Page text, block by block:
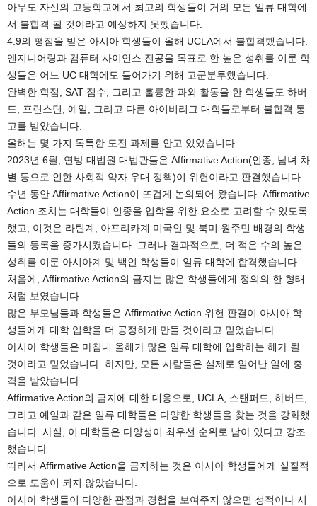
아무도 자신의 고등학교에서 최고의 학생들이 거의 모든 일류 대학에
서 불합격 될 것이라고 예상하지 못했습니다.
4.9의 평점을 받은 아시아 학생들이 올해 UCLA에서 불합격했습니다.
엔지니어링과 컴퓨터 사이언스 전공을 목표로 한 높은 성취를 이룬 학
생들은 어느 UC 대학에도 들어가기 위해 고군분투했습니다.
완벽한 학점, SAT 점수, 그리고 훌륭한 과외 활동을 한 학생들도 하버
드, 프린스턴, 예일, 그리고 다른 아이비리그 대학들로부터 불합격 통
고를 받았습니다.
올해는 몇 가지 독특한 도전 과제를 안고 있었습니다.
2023년 6월, 연방 대법원 대법관들은 Affirmative Action(인종, 남녀 차
별 등으로 인한 사회적 약자 우대 정책)이 위헌이라고 판결했습니다.
수년 동안 Affirmative Action이 뜨겁게 논의되어 왔습니다. Affirmative
Action 조치는 대학들이 인종을 입학을 위한 요소로 고려할 수 있도록
했고, 이것은 라틴계, 아프리카계 미국인 및 북미 원주민 배경의 학생
들의 등록을 증가시켰습니다. 그러나 결과적으로, 더 적은 수의 높은
성취를 이룬 아시아계 및 백인 학생들이 일류 대학에 합격했습니다.
처음에, Affirmative Action의 금지는 많은 학생들에게 정의의 한 형태
처럼 보였습니다.
많은 부모님들과 학생들은 Affirmative Action 위헌 판결이 아시아 학
생들에게 대학 입학을 더 공정하게 만들 것이라고 믿었습니다.
아시아 학생들은 마침내 올해가 많은 일류 대학에 입학하는 해가 될
것이라고 믿었습니다. 하지만, 모든 사람들은 실제로 일어난 일에 충
격을 받았습니다.
Affirmative Action의 금지에 대한 대응으로, UCLA, 스탠퍼드, 하버드,
그리고 예일과 같은 일류 대학들은 다양한 학생들을 찾는 것을 강화했
습니다. 사실, 이 대학들은 다양성이 최우선 순위로 남아 있다고 강조
했습니다.
따라서 Affirmative Action을 금지하는 것은 아시아 학생들에게 실질적
으로 도움이 되지 않았습니다.
아시아 학생들이 다양한 관점과 경험을 보여주지 않으면 성적이나 시